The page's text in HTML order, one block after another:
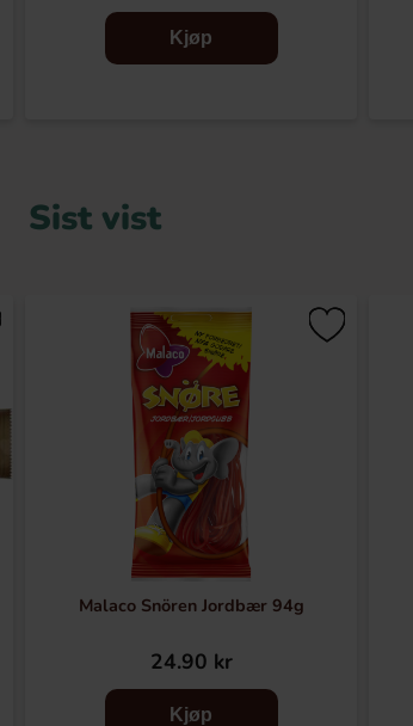
Kjøp
Sist vist
Malaco Snören Jordbær 94g
24.90 kr
Kjøp